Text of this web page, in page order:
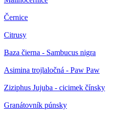
Černice
Citrusy
Baza čierna - Sambucus nigra
Asimina trojlaločná - Paw Paw
Ziziphus Jujuba - cicimek čínsky
Granátovník púnsky